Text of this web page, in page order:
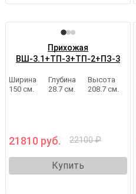
Прихожая
ВШ-3.1+ТП-3+ТП-2+ПЗ-3
Ширина
150 см.
Глубина
28.7 см.
Высота
208.7 см.
21810 руб. 22100 ₽
Купить